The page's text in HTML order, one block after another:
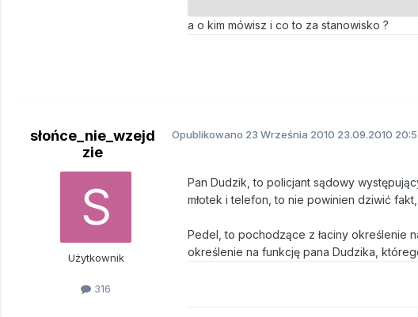
a o kim mówisz i co to za stanowisko ?
słońce_nie_wzejd
zie
Użytkownik
316
Opublikowano 23 Września 2010 23.09.2010
Pan Dudzik, to policjant sądowy
młotek i telefon, to nie powinien dziwić
Pedel, to pochodzące z łaciny określenie
określenie na funkcję pana Dudzika,